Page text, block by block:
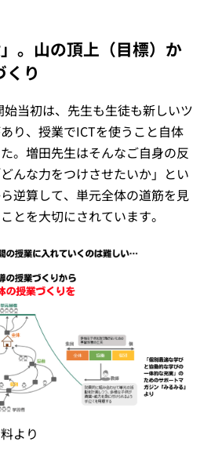
。山の頂上（目標）か
くり
始当初は、先生も生徒も新しいツ
り、授業でICTを使うこと自体
。増田先生はそんなご自身の反
んな力をつけさせたいか」とい
逆算して、単元全体の道筋を見
とを大切にされています。
より